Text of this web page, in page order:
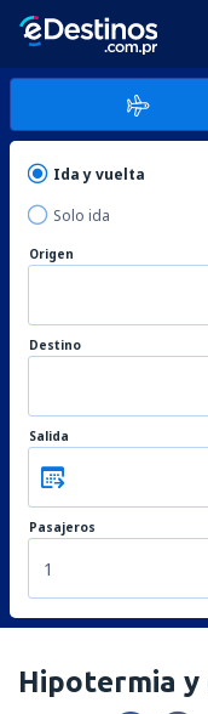
Ida y vuelta
Solo ida
Origen
Destino
Salida
Pasajeros
1
Hipotermia y